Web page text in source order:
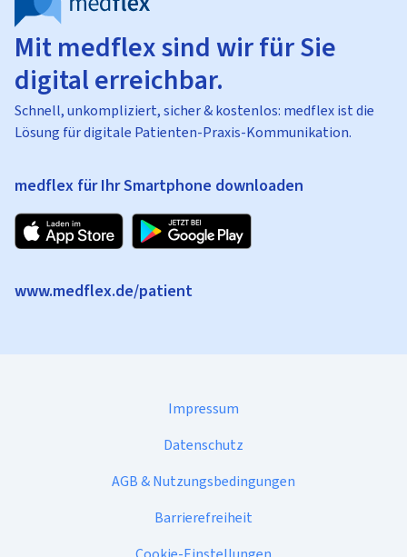
Mit medflex sind wir für Sie
digital erreichbar.
Schnell, unkompliziert, sicher & kostenlos: medflex ist die
Lösung für digitale Patienten-Praxis-Kommunikation.
medflex für Ihr Smartphone downloaden
www.medflex.de/patient
Impressum
Datenschutz
AGB & Nutzungsbedingungen
Barrierefreiheit